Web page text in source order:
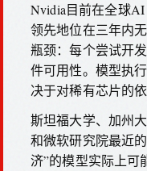
Nvidia目前在全球
领先地位在三年内
瓶颈：每个尝试开
件可用性。模型执
决于对稀有芯片的依
斯坦福大学、加州
和微软研究院最近
济”的模型实际上可